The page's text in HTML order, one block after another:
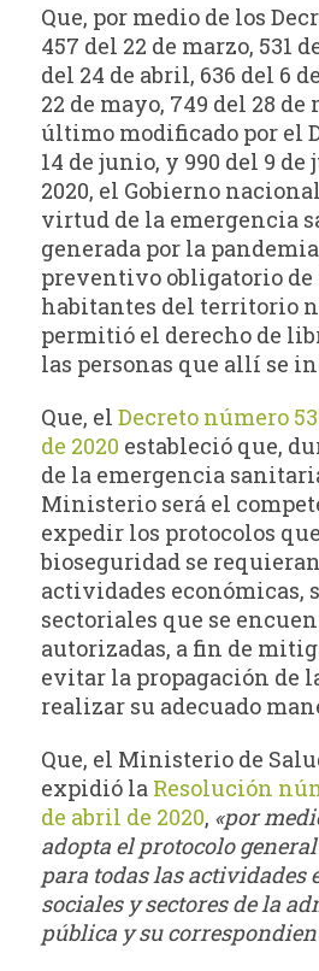
Que, por medio de los
457 del 22 de marzo, 531
del 24 de abril, 636 del 6
22 de mayo, 749 del 28 de
último modificado por el
14 de junio, y 990 del 9 de
2020, el Gobierno
virtud de la emergencia
generada por la
preventivo obligatorio de
habitantes del territorio
permitió el derecho de
las personas que allí se
Que, elDecreto número
de 2020 estableció que,
de la emergencia
Ministerio será el
expedir los protocolos
bioseguridad se
actividades económicas,
sectoriales que se
autorizadas, a fin de
evitar la propagación de
realizar su adecuado
Que, el Ministerio de
expidió la Resolución
de abril de 2020, «por
adopta el protocolo
para todas las actividades
sociales y sectores de la
pública y su